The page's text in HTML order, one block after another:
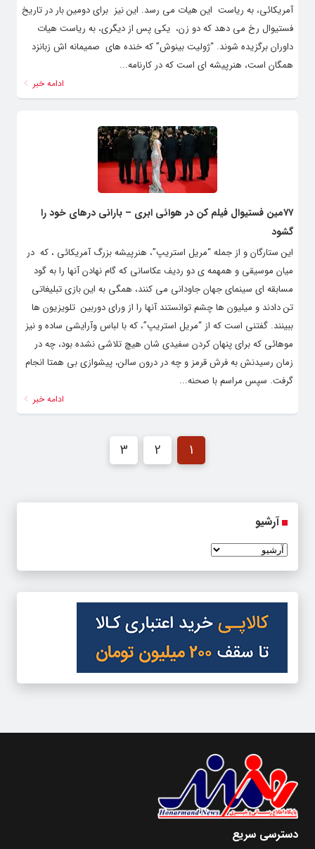
آمریکائی، به ریاست این هیات می رسد. این نیز برای دومین بار در تاریخ
فستیوال رخ می دهد که دو زن، یکی پس از دیگری، به ریاست هیات
داوران برگزیده شوند. “ژولیت بینوش” که خنده های صمیمانه اش زبانزد
همگان است، هنرپیشه ای است که در کارنامه...
ادامه خبر
۷۷مین فستیوال فیلم کن در هوائی ابری – بارانی درهای خود را
گشود
این ستارگان و از جمله “مریل استریپ”، هنرپیشه بزرگ آمریکائی ، که در
میان موسیقی و همهمه ی دو ردیف عکاسانی که گام نهادن آنها را به گود
مسابقه ای سینمای جهان جاودانی می کنند، همگی به این بازی تبلیغاتی
تن دادند و میلیون ها چشم توانستند آنها را از ورای دوربین تلویزیون ها
ببینند. گفتنی است که از “مریل استریپ”، که با لباس وآرایشی ساده و نیز
موهائی که برای پنهان کردن سفیدی شان هیچ تلاشی نشده بود، چه در
زمان رسیدنش به فرش قرمز و چه در درون سالن، پیشوازی بی همتا انجام
گرفت. سپس مراسم با صحنه...
ادامه خبر
1
2
3
آرشیو
دسترسی سریع